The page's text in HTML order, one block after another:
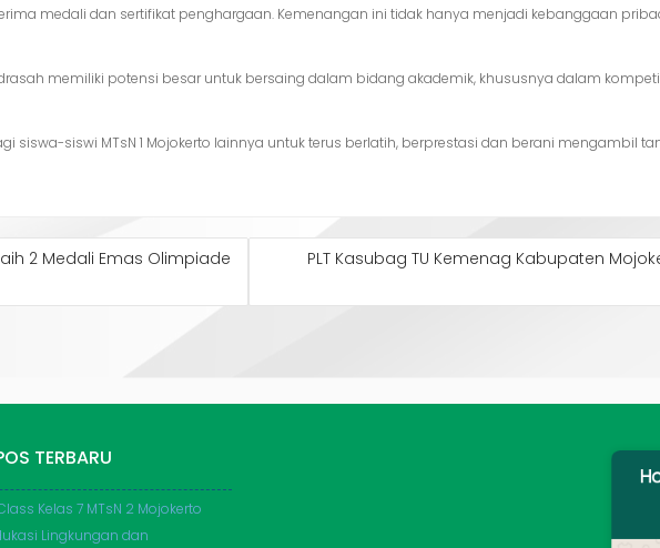
medali dan sertifikat penghargaan. Kemenangan ini tidak hanya menjadi kebanggaan
memiliki potensi besar untuk bersaing dalam bidang akademik, khususnya dalam
siswa-siswi MTsN 1 Mojokerto lainnya untuk terus berlatih, berprestasi dan berani mengambil
2 Medali Emas Olimpiade
PLT Kasubag TU Kemenag Kabupaten
TERBARU
Kelas 7 MTsN 2 Mojokerto
Lingkungan dan